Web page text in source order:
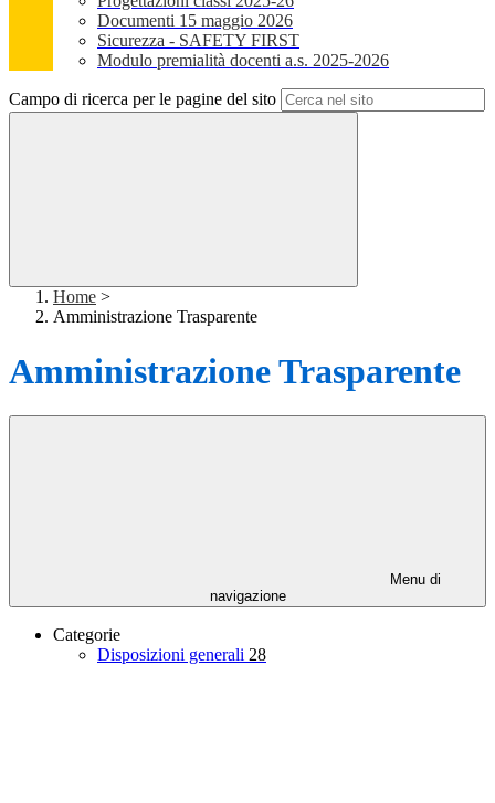
Documenti 15 maggio 2026
Sicurezza - SAFETY FIRST
Modulo premialità docenti a.s. 2025-2026
Campo di ricerca per le pagine del sito
Home >
Amministrazione Trasparente
Amministrazione Trasparente
Menu di
navigazione
Categorie
Disposizioni generali 28